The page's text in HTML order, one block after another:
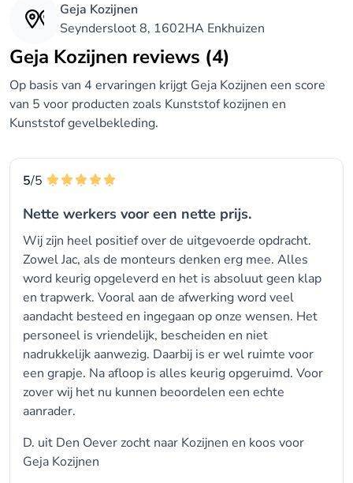
Geja Kozijnen
Seyndersloot 8, 1602HA Enkhuizen
Geja Kozijnen reviews (4)
Op basis van 4 ervaringen krijgt Geja Kozijnen een score
van 5 voor producten zoals Kunststof kozijnen en
Kunststof gevelbekleding.
5/5
Nette werkers voor een nette prijs.
Wij zijn heel positief over de uitgevoerde opdracht.
Zowel Jac, als de monteurs denken erg mee. Alles
word keurig opgeleverd en het is absoluut geen klap
en trapwerk. Vooral aan de afwerking word veel
aandacht besteed en ingegaan op onze wensen. Het
personeel is vriendelijk, bescheiden en niet
nadrukkelijk aanwezig. Daarbij is er wel ruimte voor
een grapje. Na afloop is alles keurig opgeruimd. Voor
zover wij het nu kunnen beoordelen een echte
aanrader.
D. uit Den Oever zocht naar Kozijnen en koos voor
Geja Kozijnen